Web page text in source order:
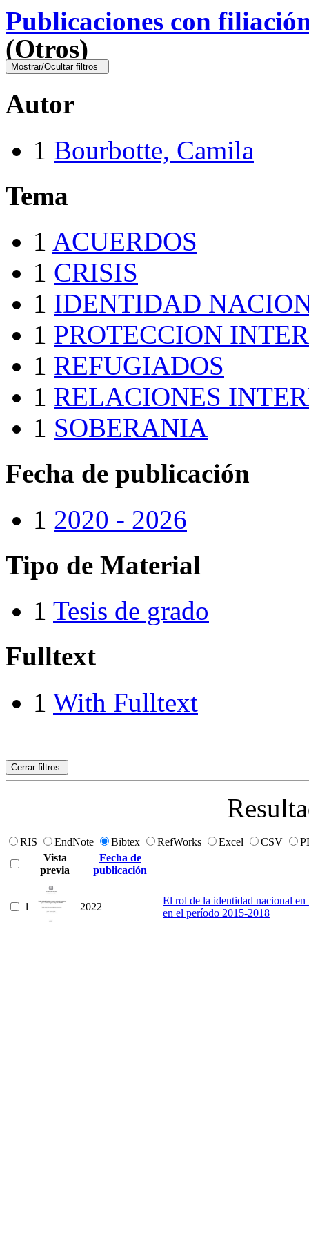
Publicaciones con
(Otros)
Autor
1 Bourbotte, Camila
Tema
1 ACUERDOS
1 CRISIS
1 IDENTIDAD
1 PROTECCION
1 REFUGIADOS
1 RELACIONES
1 SOBERANIA
Fecha de publicación
1 2020 - 2026
Tipo de Material
1 Tesis de grado
Fulltext
1 With Fulltext
Cerrar filtros
RIS EndNote Bibtex RefWorks Excel CSV
Vista
previa
Fecha de
publicación
1 2022
El rol de la identidad nacional
en el período 2015-2018